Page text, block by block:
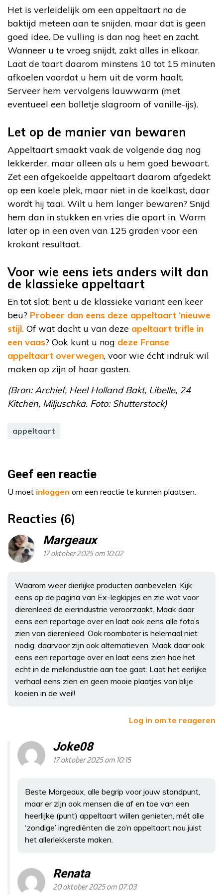
Het is verleidelijk om een appeltaart na de
baktijd meteen aan te snijden, maar dat is geen
goed idee. De vulling is dan nog heet en zacht.
Wanneer u te vroeg snijdt, zakt alles in elkaar.
Laat de taart daarom minstens 10 tot 15 minuten
afkoelen voordat u hem uit de vorm haalt.
Serveer hem vervolgens lauwwarm (met
eventueel een bolletje slagroom of vanille-ijs).
Let op de manier van bewaren
Appeltaart smaakt vaak de volgende dag nog
lekkerder, maar alleen als u hem goed bewaart.
Zet een afgekoelde appeltaart daarom afgedekt
op een koele plek, maar niet in de koelkast, daar
wordt hij taai. Wilt u hem langer bewaren? Snijd
hem dan in stukken en vries die apart in. Warm
later op in een oven van 125 graden voor een
krokant resultaat.
Voor wie eens iets anders wilt dan
de klassieke appeltaart
En tot slot: bent u de klassieke variant een keer
beu? Probeer dan eens deze appeltaart ‘nieuwe
stijl. Of wat dacht u van deze apeltaart trifle in
een vaas? Ook kunt u nog deze Franse
appeltaart overwegen, voor wie écht indruk wil
maken op zijn of haar gasten.
(Bron: Archief, Heel Holland Bakt, Libelle, 24
Kitchen, Miljuschka. Foto: Shutterstock)
appeltaart
Geef een reactie
U moet inloggen om een reactie te kunnen plaatsen.
Reacties (6)
Margeaux
17 oktober 2025 om 10:02
Waarom weer dierlijke producten aanbevelen. Kijk
eens op de pagina van Ex-legkipjes en zie wat voor
dierenleed de eierindustrie veroorzaakt. Maak daar
eens een reportage over en laat ook eens alle foto’s
zien van dierenleed. Ook roomboter is helemaal niet
nodig, daarvoor zijn ook alternatieven. Maak daar ook
eens een reportage over en laat eens zien hoe het
echt in de melkindustrie aan toe gaat. Laat het eerlijke
verhaal eens zien en geen mooie plaatjes van blije
koeien in de wei!!
Log in om te reageren
Joke08
17 oktober 2025 om 10:15
Beste Margeaux, alle begrip voor jouw standpunt,
maar er zijn ook mensen die af en toe van een
heerlijke (punt) appeltaart willen genieten, mét alle
‘zondige’ ingrediënten die zo’n appeltaart nou juist
het allerlekkerste maken.
Renata
20 oktober 2025 om 07:03